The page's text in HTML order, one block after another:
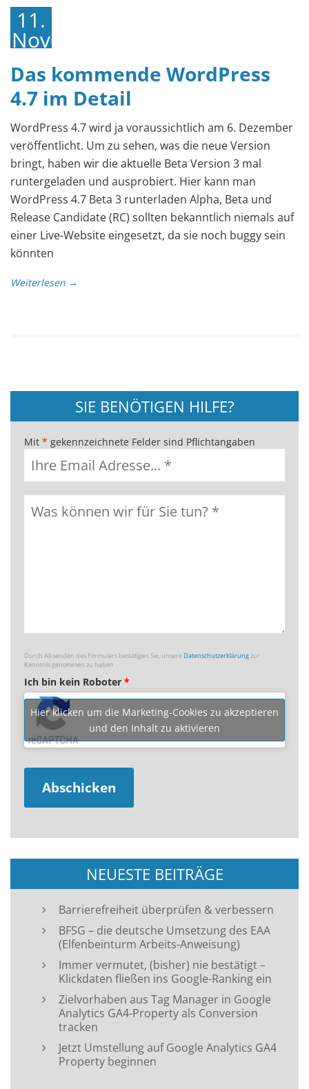
11.
November
2016
Das kommende WordPress
4.7 im Detail
WordPress 4.7 wird ja voraussichtlich am 6. Dezember
veröffentlicht. Um zu sehen, was die neue Version
bringt, haben wir die aktuelle Beta Version 3 mal
runtergeladen und ausprobiert. Hier kann man
WordPress 4.7 Beta 3 runterladen Alpha, Beta und
Release Candidate (RC) sollten bekanntlich niemals auf
einer Live-Website eingesetzt, da sie noch buggy sein
könnten
Weiterlesen →
SIE BENÖTIGEN HILFE?
Mit * gekennzeichnete Felder sind Pflichtangaben
Durch Absenden des Formulars bestätigen Sie, unsereDatenschutzerklärungzur
Kenntnis genommen zu haben
Ich bin kein Roboter *
Hier klicken um die Marketing-Cookies zu akzeptieren
und den Inhalt zu aktivieren
NEUESTE BEITRÄGE
Barrierefreiheit überprüfen & verbessern
BFSG – die deutsche Umsetzung des EAA
(Elfenbeinturm Arbeits-Anweisung)
Immer vermutet, (bisher) nie bestätigt –
Klickdaten fließen ins Google-Ranking ein
Zielvorhaben aus Tag Manager in Google
Analytics GA4-Property als Conversion
tracken
Jetzt Umstellung auf Google Analytics GA4
Property beginnen